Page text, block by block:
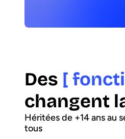
Des [
changent
Héritées de +14 ans au
tous